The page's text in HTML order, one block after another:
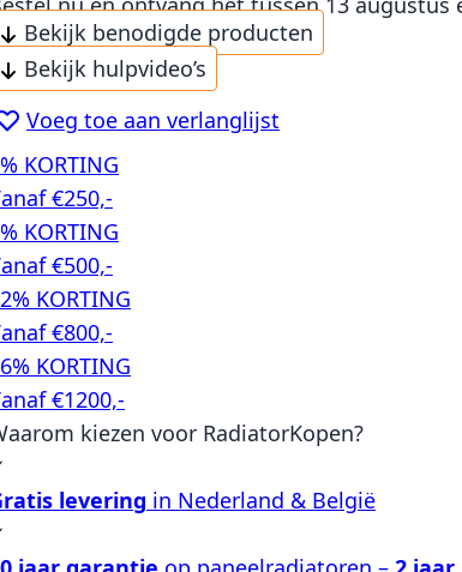
Bekijk benodigde producten
Bekijk hulpvideo’s
Voeg toe aan verlanglijst
KORTING
€250,-
KORTING
€500,-
KORTING
€800,-
KORTING
€1200,-
kiezen voor RadiatorKopen?
levering in Nederland & België